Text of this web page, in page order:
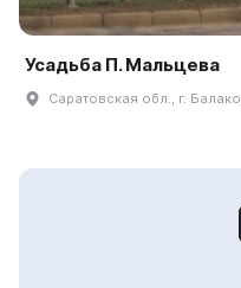
Усадьба П. Мальцева
Саратовская обл., г.